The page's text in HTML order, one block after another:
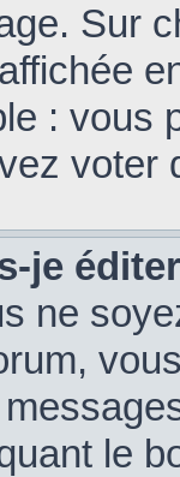
Sur
: vous
voter
je
ne
le